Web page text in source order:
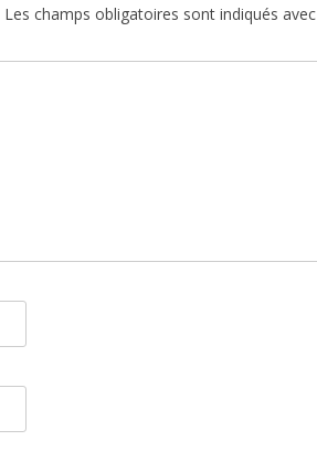
Les champs obligatoires sont indiqués avec